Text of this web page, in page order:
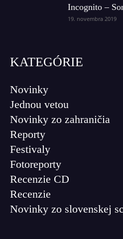
Incognito –
19. novembra 2019
KATEGÓRIE
Novinky
Jednou vetou
Novinky zo zahraničia
Reporty
Festivaly
Fotoreporty
Recenzie CD
Recenzie
Novinky zo slovenskej